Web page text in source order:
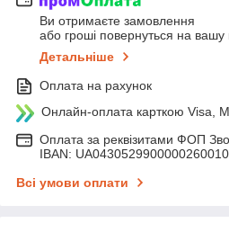
Ви отримаєте замовлення
або гроші повернуться на вашу
Детальніше
Оплата на рахунок
Онлайн-оплата карткою Visa,
Оплата за реквізитами ФОП
IBAN:
Всі умови оплати